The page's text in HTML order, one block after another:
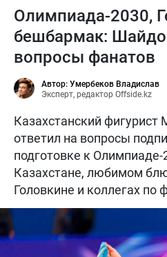
Олимпиада-2030,
бешбармак:
вопросы фанатов
Автор: Умербеков Владислав
Эксперт, редактор Offside.kz
Казахстанский
ответил на вопросы
подготовке к
Казахстане, любимом
Головкине и коллегах по